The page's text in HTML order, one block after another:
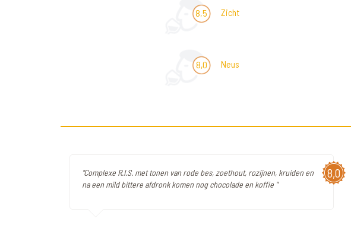
8,5 Zicht
8,0 Neus
8,0
"Complexe R.I.S. met tonen van rode bes, zoethout, rozijnen, kruiden en
na een mild bittere afdronk komen nog chocolade en koffie "